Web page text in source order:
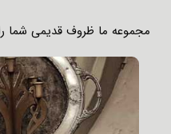
مجموعه ما ظروف قدیمی شما